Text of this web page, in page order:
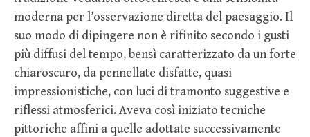
moderna per l’osservazione diretta del paesaggio. Il
suo modo di dipingere non è rifinito secondo i gusti
più diffusi del tempo, bensì caratterizzato da un forte
chiaroscuro, da pennellate disfatte, quasi
impressionistiche, con luci di tramonto suggestive e
riflessi atmosferici. Aveva così iniziato tecniche
pittoriche affini a quelle adottate successivamente